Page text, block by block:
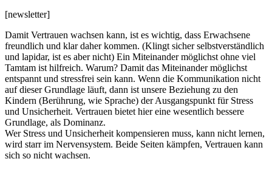
[newsletter]
Damit Vertrauen wachsen kann, ist es wichtig, dass Erwachsene
freundlich und klar daher kommen. (Klingt sicher selbstverständlich
und lapidar, ist es aber nicht) Ein Miteinander möglichst ohne viel
Tamtam ist hilfreich. Warum? Damit das Miteinander möglichst
entspannt und stressfrei sein kann. Wenn die Kommunikation nicht
auf dieser Grundlage läuft, dann ist unsere Beziehung zu den
Kindern (Berührung, wie Sprache) der Ausgangspunkt für Stress
und Unsicherheit. Vertrauen bietet hier eine wesentlich bessere
Grundlage, als Dominanz.
Wer Stress und Unsicherheit kompensieren muss, kann nicht lernen,
wird starr im Nervensystem. Beide Seiten kämpfen, Vertrauen kann
sich so nicht wachsen.